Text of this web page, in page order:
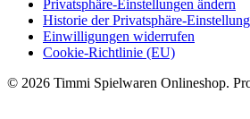
Privatsphäre-Einstellungen ändern
Historie der Privatsphäre-
Einwilligungen widerrufen
Cookie-Richtlinie (EU)
© 2026 Timmi Spielwaren Onlineshop.